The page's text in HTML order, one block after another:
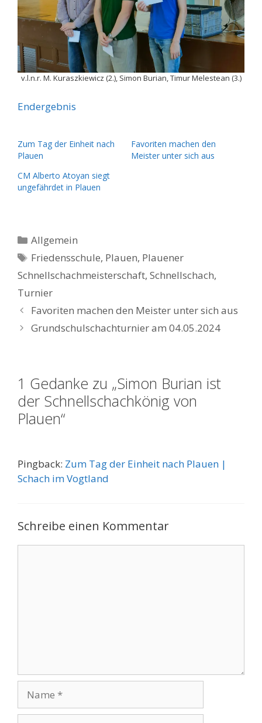
v.l.n.r. M. Kuraszkiewicz (2.), Simon Burian, Timur Melestean (3.)
Endergebnis
Zum Tag der Einheit nach
Plauen
Favoriten machen den
Meister unter sich aus
CM Alberto Atoyan siegt
ungefährdet in Plauen
Kategorien
Allgemein
Schlagwörter
Friedensschule, Plauen, Plauener
Schnellschachmeisterschaft, Schnellschach,
Turnier
Favoriten machen den Meister unter sich aus
Grundschulschachturnier am 04.05.2024
1 Gedanke zu „Simon Burian ist
der Schnellschachkönig von
Plauen“
Pingback: Zum Tag der Einheit nach Plauen |
Schach im Vogtland
Schreibe einen Kommentar